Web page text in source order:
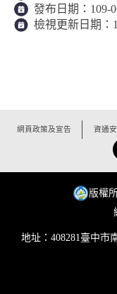
發布日期： 109-
檢視更新日期：
網頁政策及宣告 資通
版權
地址：408281臺中市